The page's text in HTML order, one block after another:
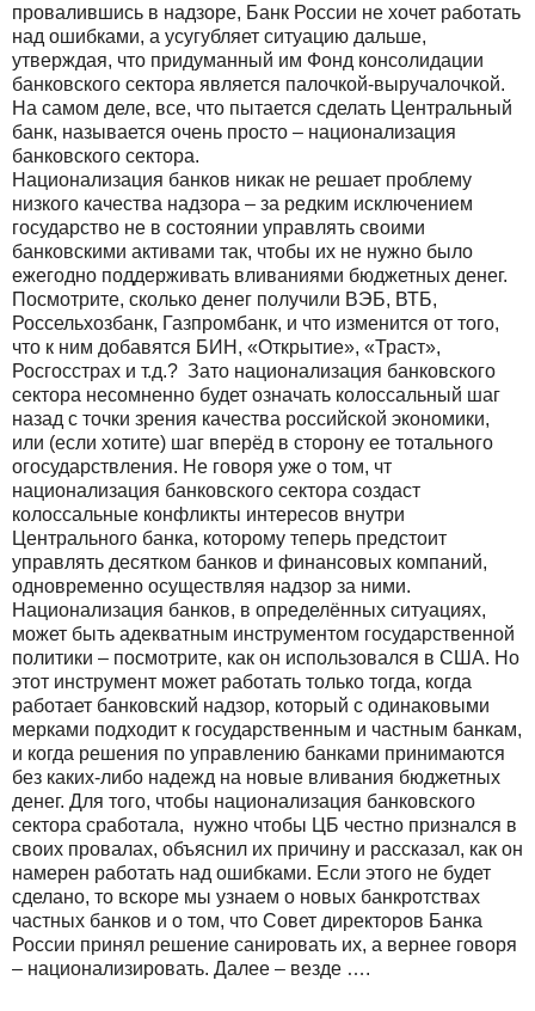
провалившись в надзоре, Банк России не хочет работать
над ошибками, а усугубляет ситуацию дальше,
утверждая, что придуманный им Фонд консолидации
банковского сектора является палочкой-выручалочкой.
На самом деле, все, что пытается сделать Центральный
банк, называется очень просто – национализация
банковского сектора.
Национализация банков никак не решает проблему
низкого качества надзора – за редким исключением
государство не в состоянии управлять своими
банковскими активами так, чтобы их не нужно было
ежегодно поддерживать вливаниями бюджетных денег.
Посмотрите, сколько денег получили ВЭБ, ВТБ,
Россельхозбанк, Газпромбанк, и что изменится от того,
что к ним добавятся БИН, «Открытие», «Траст»,
Росгосстрах и т.д.? Зато национализация банковского
сектора несомненно будет означать колоссальный шаг
назад с точки зрения качества российской экономики,
или (если хотите) шаг вперёд в сторону ее тотального
огосударствления. Не говоря уже о том, чт
национализация банковского сектора создаст
колоссальные конфликты интересов внутри
Центрального банка, которому теперь предстоит
управлять десятком банков и финансовых компаний,
одновременно осуществляя надзор за ними.
Национализация банков, в определённых ситуациях,
может быть адекватным инструментом государственной
политики – посмотрите, как он использовался в США. Но
этот инструмент может работать только тогда, когда
работает банковский надзор, который с одинаковыми
мерками подходит к государственным и частным банкам,
и когда решения по управлению банками принимаются
без каких-либо надежд на новые вливания бюджетных
денег. Для того, чтобы национализация банковского
сектора сработала, нужно чтобы ЦБ честно признался в
своих провалах, объяснил их причину и рассказал, как он
намерен работать над ошибками. Если этого не будет
сделано, то вскоре мы узнаем о новых банкротствах
частных банков и о том, что Совет директоров Банка
России принял решение санировать их, а вернее говоря
– национализировать. Далее – везде ….